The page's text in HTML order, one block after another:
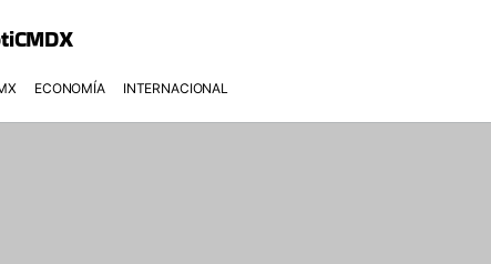
ECONOMÍA INTERNACIONAL